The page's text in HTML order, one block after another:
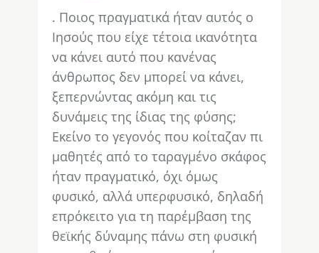
. Ποιος πραγματικά ήταν αυτός ο
Ιησούς που είχε τέτοια ικανότητα
να κάνει αυτό που κανένας
άνθρωπος δεν μπορεί να κάνει,
ξεπερνώντας ακόμη και τις
δυνάμεις της ίδιας της φύσης;
Εκείνο το γεγονός που κοίταζαν πι
μαθητές από το ταραγμένο σκάφος
ήταν πραγματικό, όχι όμως
φυσικό, αλλά υπερφυσικό, δηλαδή
επρόκειτο για τη παρέμβαση της
θεϊκής δύναμης πάνω στη φυσική